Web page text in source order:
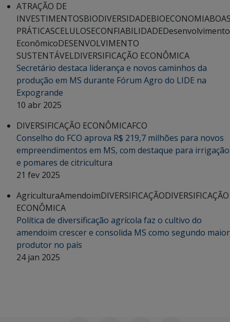
ATRAÇÃO DE
INVESTIMENTOSBIODIVERSIDADEBIOECONOMIA
PRÁTICASCELULOSECONFIABILIDADEDesenvolvimento
EconômicoDESENVOLVIMENTO
SUSTENTÁVELDIVERSIFICAÇÃO ECONÔMICA
Secretário destaca liderança e novos caminhos da
produção em MS durante Fórum Agro do LIDE na
Expogrande
10 abr 2025
DIVERSIFICAÇÃO ECONÔMICAFCO
Conselho do FCO aprova R$ 219,7 milhões para novos
empreendimentos em MS, com destaque para irrigação
e pomares de citricultura
21 fev 2025
AgriculturaAmendoimDIVERSIFICAÇÃODIVERSIFICAÇÃO
ECONÔMICA
Política de diversificação agrícola faz o cultivo do
amendoim crescer e consolida MS como segundo maior
produtor no país
24 jan 2025